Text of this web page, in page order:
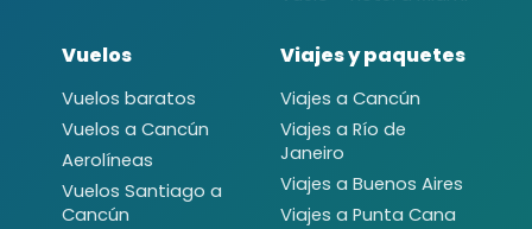
Vuelos
Vuelos baratos
Vuelos a Cancún
Aerolíneas
Vuelos Santiago a
Cancún
Viajes y paquetes
Viajes a Cancún
Viajes a Río de
Janeiro
Viajes a Buenos Aires
Viajes a Punta Cana